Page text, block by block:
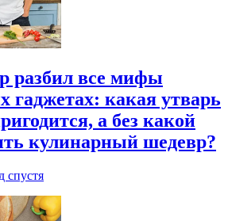
разбил все мифы
гаджетах: какая утварь
а без какой
кулинарный шедевр?
спустя